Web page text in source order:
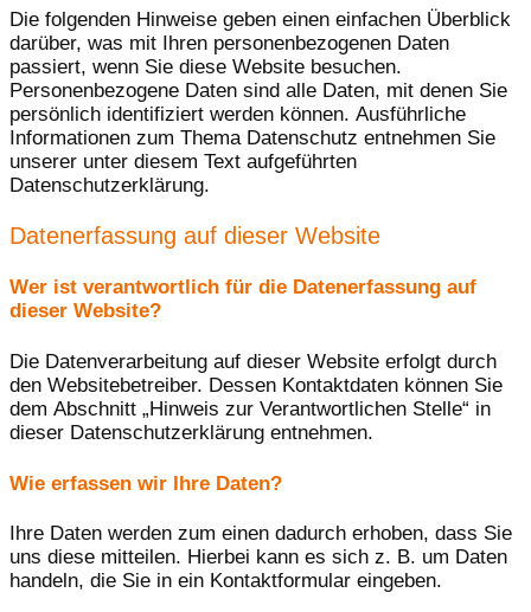
Die folgenden Hinweise geben einen einfachen Überblick
darüber, was mit Ihren personenbezogenen Daten
passiert, wenn Sie diese Website besuchen.
Personenbezogene Daten sind alle Daten, mit denen Sie
persönlich identifiziert werden können. Ausführliche
Informationen zum Thema Datenschutz entnehmen Sie
unserer unter diesem Text aufgeführten
Datenschutzerklärung.
Datenerfassung auf dieser Website
Wer ist verantwortlich für die Datenerfassung auf
dieser Website?
Die Datenverarbeitung auf dieser Website erfolgt durch
den Websitebetreiber. Dessen Kontaktdaten können Sie
dem Abschnitt „Hinweis zur Verantwortlichen Stelle“ in
dieser Datenschutzerklärung entnehmen.
Wie erfassen wir Ihre Daten?
Ihre Daten werden zum einen dadurch erhoben, dass Sie
uns diese mitteilen. Hierbei kann es sich z. B. um Daten
handeln, die Sie in ein Kontaktformular eingeben.